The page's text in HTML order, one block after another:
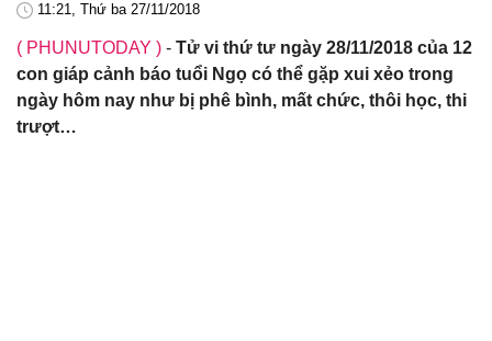
11:21, Thứ ba 27/11/2018
( PHUNUTODAY ) - Tử vi thứ tư ngày 28/11/2018 của 12
con giáp cảnh báo tuổi Ngọ có thể gặp xui xẻo trong
ngày hôm nay như bị phê bình, mất chức, thôi học, thi
trượt…